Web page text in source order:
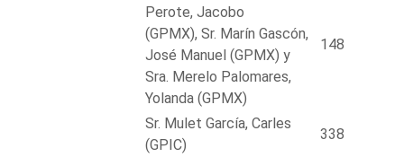
Perote, Jacobo
(GPMX), Sr. Marín Gascón,
José Manuel (GPMX) y
Sra. Merelo Palomares,
Yolanda (GPMX)
148
Sr. Mulet García, Carles
(GPIC)
338